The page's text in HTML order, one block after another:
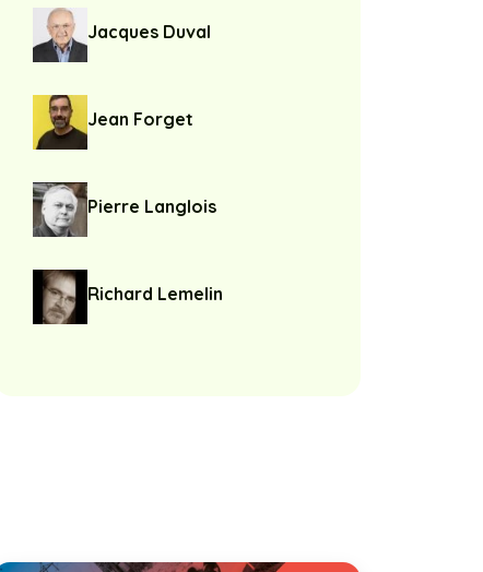
Jacques Duval
Jean Forget
Pierre Langlois
Richard Lemelin